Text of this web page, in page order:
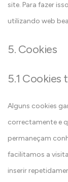
site. Para fazer
utilizando web
5. Cookies
5.1 Cookies
Alguns cookies
correctamente e
permaneçam
facilitamos a
inserir